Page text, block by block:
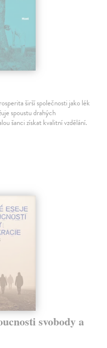
širší společnosti jako lék
spoustu drahých
šanci získat kvalitní vzdělání.
svobody a